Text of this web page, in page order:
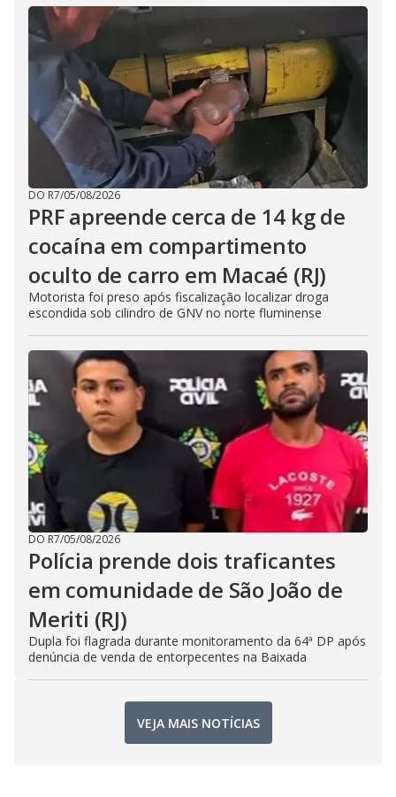
DO R7/05/08/2026
PRF apreende cerca de 14 kg de
cocaína em compartimento
oculto de carro em Macaé (RJ)
Motorista foi preso após fiscalização localizar droga
escondida sob cilindro de GNV no norte fluminense
DO R7/05/08/2026
Polícia prende dois traficantes
em comunidade de São João de
Meriti (RJ)
Dupla foi flagrada durante monitoramento da 64ª DP após
denúncia de venda de entorpecentes na Baixada
VEJA MAIS NOTÍCIAS